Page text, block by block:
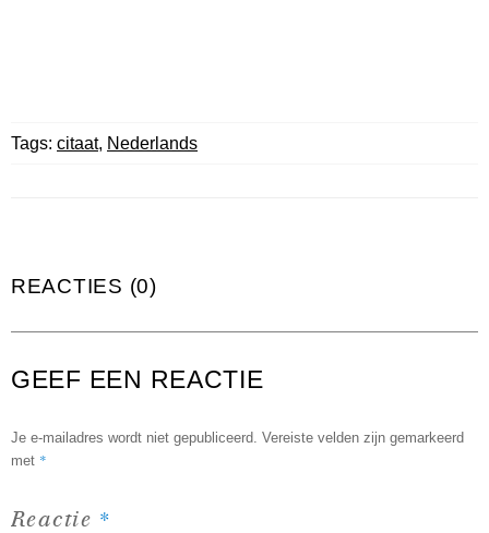
Tags: citaat, Nederlands
REACTIES (0)
GEEF EEN REACTIE
Je e-mailadres wordt niet gepubliceerd. Vereiste velden zijn gemarkeerd
met *
Reactie *